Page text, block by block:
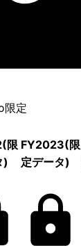
限定
(限
)
FY2023(限
定データ)